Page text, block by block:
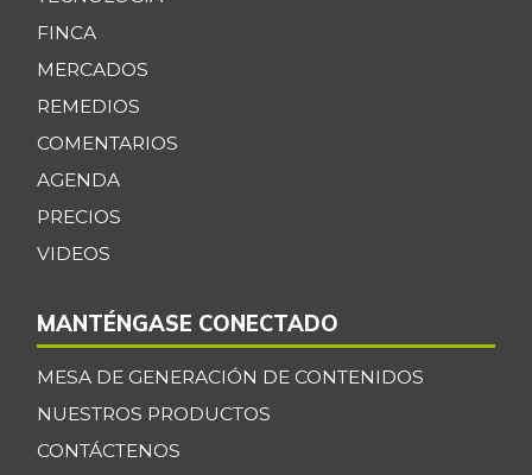
FINCA
MERCADOS
REMEDIOS
COMENTARIOS
AGENDA
PRECIOS
VIDEOS
MANTÉNGASE CONECTADO
MESA DE GENERACIÓN DE CONTENIDOS
NUESTROS PRODUCTOS
CONTÁCTENOS